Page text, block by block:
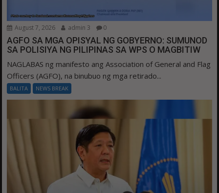
August 7, 2026 admin 3 0
AGFO SA MGA OPISYAL NG GOBYERNO: SUMUNOD
SA POLISIYA NG PILIPINAS SA WPS O MAGBITIW
NAGLABAS ng manifesto ang Association of General and Flag
Officers (AGFO), na binubuo ng mga retirado...
BALITA NEWS BREAK